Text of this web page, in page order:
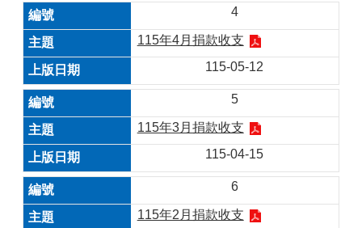
4
115年4月捐款收支
115-05-12
5
115年3月捐款收支
115-04-15
6
115年2月捐款收支